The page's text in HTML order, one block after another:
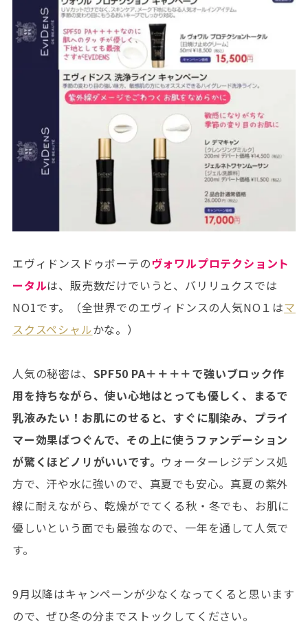
エヴィドンスドゥボーテのヴォワルプロテクショント
ータルは、販売数だけでいうと、バリリュクスでは
NO1です。（全世界でのエヴィドンスの人気NO１はマ
スクスペシャルかな。）
人気の秘密は、 SPF50 PA＋＋＋＋で強いブロック作
用を持ちながら、使い心地はとっても優しく、まるで
乳液みたい！お肌にのせると、すぐに馴染み、プライ
マー効果ばつぐんで、その上に使うファンデーション
が驚くほどノリがいいです。 ウォーターレジデンス処
方で、汗や水に強いので、真夏でも安心。真夏の紫外
線に耐えながら、乾燥がでてくる秋・冬でも、お肌に
優しいという面でも最強なので、一年を通して人気で
す。
9月以降はキャンペーンが少なくなってくると思います
ので、ぜひ冬の分までストックしてください。